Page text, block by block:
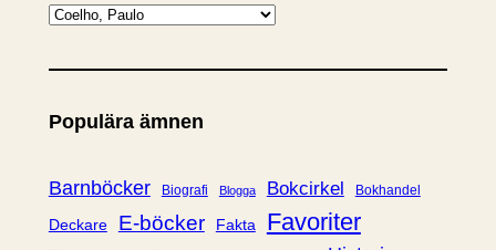
K
t
g
r
Populära ämnen
Barnböcker Biografi Blogga Bokcirkel Bokhandel
Deckare E-böcker Fakta Favoriter